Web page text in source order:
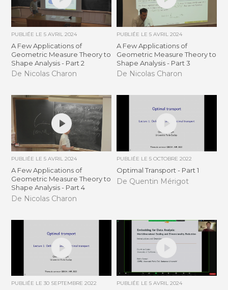
PUBLIÉE LE5 AVRIL 2024
A Few Applications of
Geometric Measure Theory to
Shape Analysis - Part 2
De Nicolas Charon
PUBLIÉE LE 5 AVRIL 2024
A Few Applications of
Geometric Measure Theory to
Shape Analysis - Part 3
De Nicolas Charon
PUBLIÉE LE5 AVRIL 2024
A Few Applications of
Geometric Measure Theory to
Shape Analysis - Part 4
De Nicolas Charon
PUBLIÉE LE 5 OCTOBRE 2022
Optimal Transport - Part 1
De Quentin Mérigot
PUBLIÉE LE30 SEPTEMBRE 2022 PUBLIÉE LE 5 AVRIL 2024